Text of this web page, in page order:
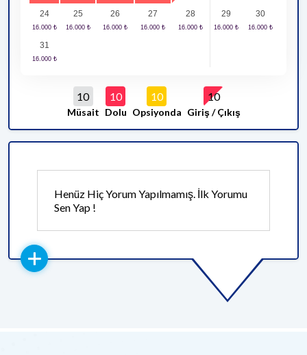
24 25 26 27 28 29 30
31
10
Müsait
10
Dolu
10
Opsiyonda
10
Giriş / Çıkış
Henüz Hiç Yorum Yapılmamış. İlk Yorumu
Sen Yap !